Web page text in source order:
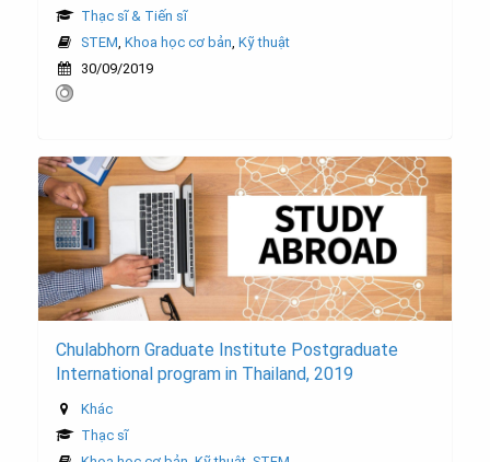
Thạc sĩ & Tiến sĩ
STEM, Khoa học cơ bản, Kỹ thuật
30/09/2019
Chulabhorn Graduate Institute Postgraduate
International program in Thailand, 2019
Khác
Thạc sĩ